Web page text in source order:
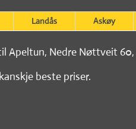
Landås Askøy
Nedre Nøttveit 60,
beste priser.